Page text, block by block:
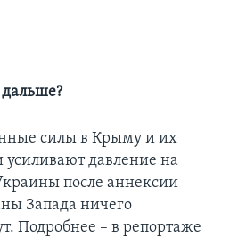
ИСТОРИЯ
силы в Крыму и их
давление на
после аннексии
Запада ничего
Подробнее – в репортаже